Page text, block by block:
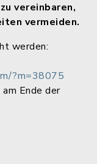
vereinbaren,
vermeiden.
werden:
?m=38075
Ende der